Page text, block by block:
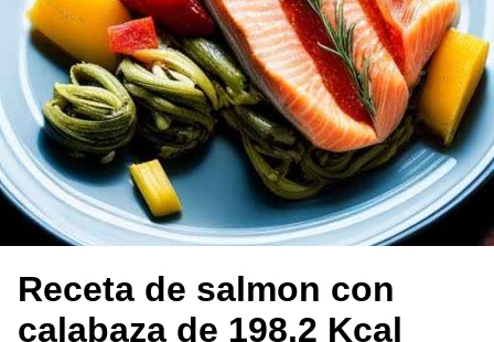
Receta de salmon con
calabaza de 198.2 Kcal